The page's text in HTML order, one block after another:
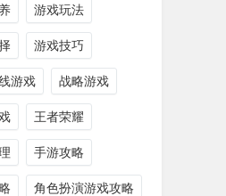
游戏玩法
游戏技巧
游戏 战略游戏
王者荣耀
手游攻略
角色扮演游戏攻略